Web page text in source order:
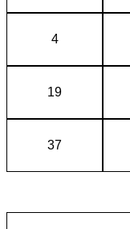
4
19
37